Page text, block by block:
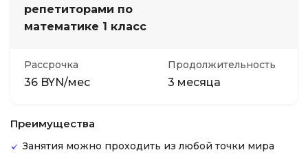
репетиторами по
математике 1 класс
Рассрочка
36 BYN/мес
Продолжительность
3 месяца
Преимущества
Занятия можно проходить из любой точки мира